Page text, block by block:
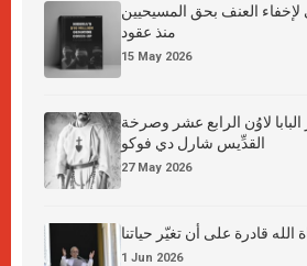
لإخفاء العنف بحق المسيحيين
منذ عقود
15 May 2026
البابا لاوُن الرابع عشر وصرخة
القدِّيس شارل دي فوكو
27 May 2026
الله قادرة على أن تغيّر حياتنا
1 Jun 2026